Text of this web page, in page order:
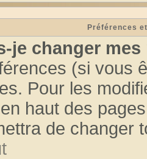
Préférences
je changer mes
(si vous
Pour les
haut des
de changer